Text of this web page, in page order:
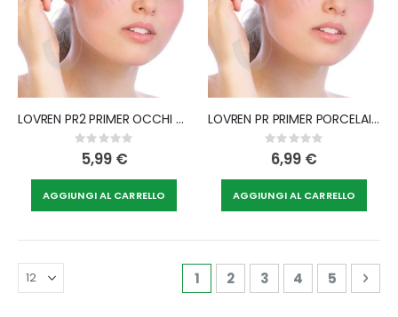
LOVREN PR2 PRIMER OCCHI NATURAL FIX NUDE 5 ML
Rating:
0%
5,99 €
AGGIUNGI AL CARRELLO
LOVREN PR PRIMER PORCELAIN EFFECT 20 ML
Rating:
0%
6,99 €
AGGIUNGI AL CARRELLO
Pagina
Attualmente stai leggendo
1 Pagina
2 Pagina
3 Pagina
4 Pagina
5